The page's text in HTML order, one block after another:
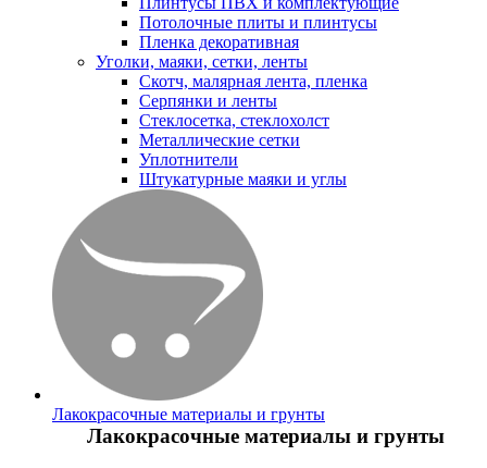
Потолочные плиты и плинтусы
Пленка декоративная
Уголки, маяки, сетки, ленты
Скотч, малярная лента, пленка
Серпянки и ленты
Стеклосетка, стеклохолст
Металлические сетки
Уплотнители
Штукатурные маяки и углы
Лакокрасочные материалы и грунты
Лакокрасочные материалы и грунты